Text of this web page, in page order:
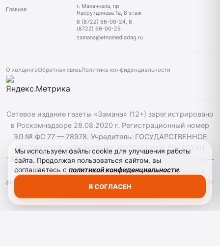
Главная
г. Махачкала, пр.
Насрутдинова 1а, 8 этаж
8 (8722) 66-00-24, 8
(8722) 66-00-25
zamana@etnomediadag.ru
О холдингеОбратная связьПолитика конфиденциальности
Сетевое издание газеты «Замана» (12+) зарегистрировано
в Роскомнадзоре 28.08.2020 г. Регистрационный номер
ЭЛ № ФС 77 — 78978. Учредитель: ГОСУДАРСТВЕННОЕ
БЮДЖЕТНОЕ УЧРЕЖДЕНИЕ РЕСПУБЛИКИ ДАГЕСТАН
"ЭТНОМЕДИАХОЛДИНГ "ДАГЕСТАН". Главный редактор —
Багомедов Р.Р. При использовании материалов сайта
активная гиперссылка на zamana.info обязательна. ©️ 2013-
Мы используем файлы cookie для улучшения работы
сайта. Продолжая пользоваться сайтом, вы
соглашаетесь с политикой конфиденциальности.
Я СОГЛАСЕН